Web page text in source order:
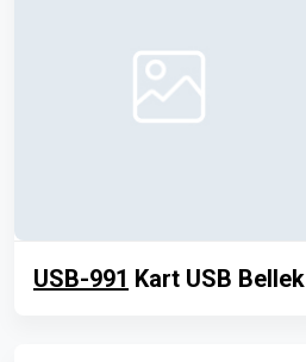
USB-991 Kart USB Bellek